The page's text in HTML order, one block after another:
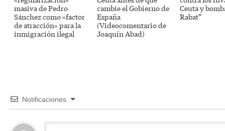
masiva de Pedro
Sánchez como «factor
de atracción» para la
inmigración ilegal
cambie el Gobierno de
España
(Videocomentario de
Joaquín Abad)
Ceuta y
Rabat”
Notificaciones